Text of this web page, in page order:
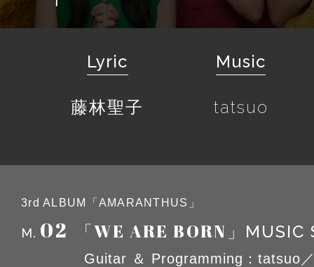
Lyric
藤林聖子
Music
tatsuo
3rd ALBUM「AMARANTHUS」
M. 02 「WE ARE BORN」 MUSIC
Guitar ＆ Programming：tatsuo